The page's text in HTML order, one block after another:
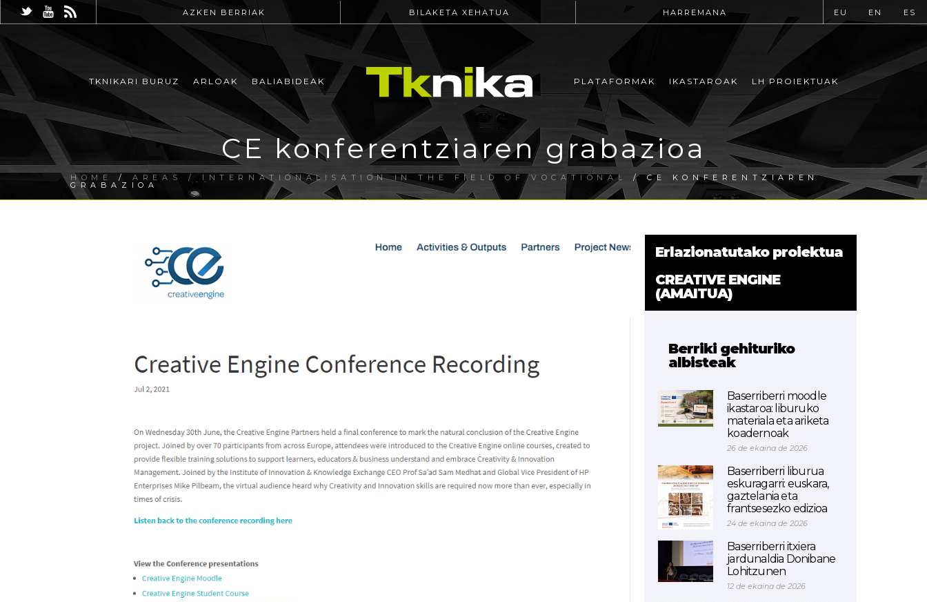
AZKEN BERRIAK BILAKETA XEHATUA HARREMANA EU EN ES
TKNIKARI BURUZ ARLOAK BALIABIDEAK PLATAFORMAK IKASTAROAK LH PROIEKTUAK
CE konferentziaren grabazioa
HOME /AREAS / INTERNATIONALISATION IN THE FIELD OF VOCATIONAL / CE KONFERENTZIAREN
GRABAZIOA
Erlazionatutako proiektua
CREATIVE ENGINE
(AMAITUA)
Berriki gehituriko
albisteak
Baserriberri moodle
ikastaroa: liburuko
materiala eta ariketa
koadernoak
26 de ekaina de 2026
Baserriberri liburua
eskuragarri: euskara,
gaztelania eta
frantsesezko edizioa
24 de ekaina de 2026
Baserriberri itxiera
jardunaldia Donibane
Lohitzunen
12 de ekaina de 2026